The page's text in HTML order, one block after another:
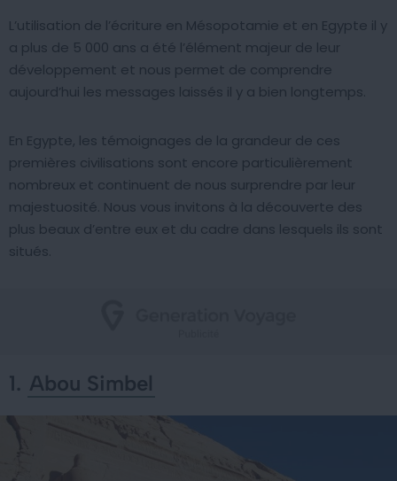
L’utilisation de l’écriture en Mésopotamie et en Egypte il y
a plus de 5 000 ans a été l’élément majeur de leur
développement et nous permet de comprendre
aujourd’hui les messages laissés il y a bien longtemps.
En Egypte, les témoignages de la grandeur de ces
premières civilisations sont encore particulièrement
nombreux et continuent de nous surprendre par leur
majestuosité. Nous vous invitons à la découverte des
plus beaux d’entre eux et du cadre dans lesquels ils sont
situés.
1. Abou Simbel